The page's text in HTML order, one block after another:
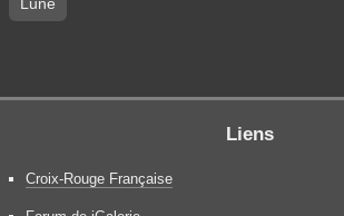
Liens
Croix-Rouge Française